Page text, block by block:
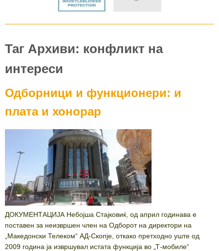
Таг Архиви: конфликт на
интереси
Одборници и функционери: и
плата и хонорар
ДОКУМЕНТАЦИЈА Небојша Стајковиќ, од април годинава е
поставен за неизвршен член на Одборот на директори на
„Македонски Телеком“ АД-Скопје, откако претходно уште од
2009 година ја извршувал истата функција во „Т-мобиле“